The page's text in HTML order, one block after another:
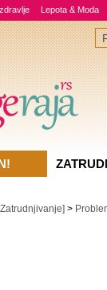
Lepota & Moda
[Zatrudnjivanje] >